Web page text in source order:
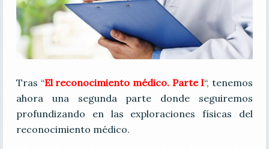
Tras “El reconocimiento médico. Parte I“, tenemos
ahora una segunda parte donde seguiremos
profundizando en las exploraciones físicas del
reconocimiento médico.